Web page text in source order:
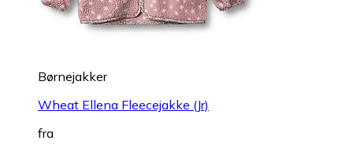
Børnejakker
Wheat Ellena Fleecejakke (Jr)
fra